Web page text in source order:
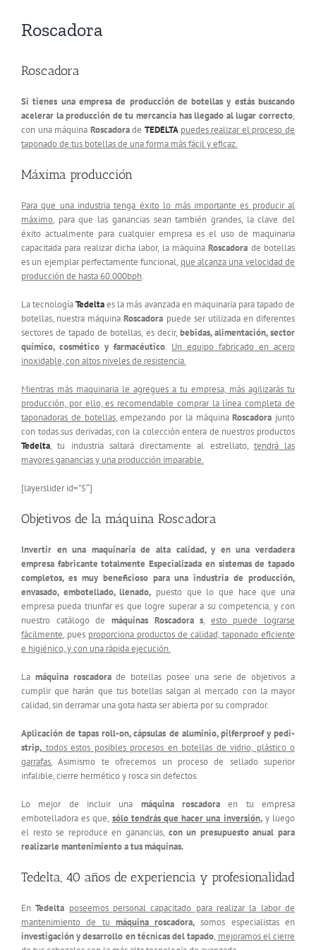
Roscadora
Roscadora
Si tienes una empresa de producción de botellas y estás buscando
acelerar la producción de tu mercancía has llegado al lugar correcto,
con una máquina RoscadoradeTEDELTA puedes realizar el proceso de
taponado de tus botellas de una forma más fácil y eficaz.
Máxima producción
Para que una industria tenga éxito lo más importante es producir al
máximo, para que las ganancias sean también grandes, la clave del
éxito actualmente para cualquier empresa es el uso de maquinaria
capacitada para realizar dicha labor, la máquinaRoscadora de botellas
es un ejemplar perfectamente funcional, que alcanza una velocidad de
producción de hasta 60.000bph.
La tecnologíaTedeltaes la más avanzada en maquinaria para tapado de
botellas, nuestra máquinaRoscadora puede ser utilizada en diferentes
sectores de tapado de botellas, es decir, bebidas, alimentación, sector
químico, cosmético y farmacéutico. Un equipo fabricado en acero
inoxidable, con altos niveles de resistencia.
Mientras más maquinaria le agregues a tu empresa, más agilizarás tu
producción, por ello, es recomendable comprar la línea completa de
taponadoras de botellas, empezando por la máquinaRoscadora junto
con todas sus derivadas; con la colección entera de nuestros productos
Tedelta, tu industria saltará directamente al estrellato, tendrá las
mayores ganancias y una producción imparable.
[layerslider id=”5″]
Objetivos de la máquina Roscadora
Invertir en una maquinaria de alta calidad, y en una verdadera
empresa fabricante totalmente Especializada en sistemas de tapado
completos, es muy beneficioso para una industria de producción,
envasado, embotellado, llenado, puesto que lo que hace que una
empresa pueda triunfar es que logre superar a su competencia, y con
nuestro catálogo de máquinas Roscadora s, esto puede lograrse
fácilmente, pues proporciona productos de calidad, taponado eficiente
e higiénico, y con una rápida ejecución.
La máquina roscadorade botellas posee una serie de objetivos a
cumplir que harán que tus botellas salgan al mercado con la mayor
calidad, sin derramar una gota hasta ser abierta por su comprador.
Aplicación de tapas roll-on, cápsulas de aluminio, pilferproof y pedi-
strip, todos estos posibles procesos en botellas de vidrio, plástico o
garrafas. Asimismo te ofrecemos un proceso de sellado superior
infalible, cierre hermético y rosca sin defectos.
Lo mejor de incluir una máquina roscadoraen tu empresa
embotelladora es que, sólo tendrás que hacer una inversión,y luego
el resto se reproduce en ganancias, con un presupuesto anual para
realizarle mantenimiento a tus máquinas.
Tedelta, 40 años de experiencia y profesionalidad
EnTedelta poseemos personal capacitado para realizar la labor de
mantenimiento de tu máquina roscadora, somos especialistas en
investigación y desarrollo en técnicas del tapado, mejoramos el cierre